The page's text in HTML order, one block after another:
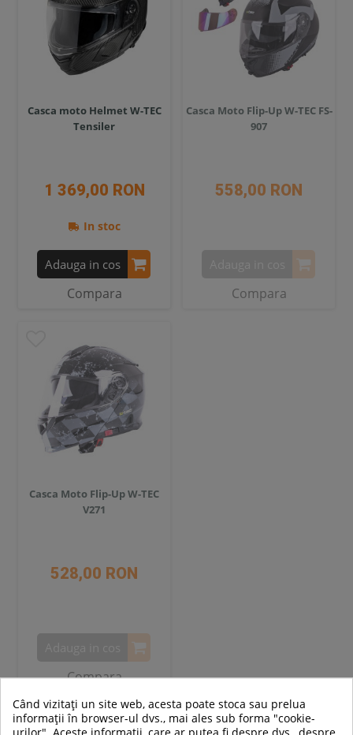
Casca moto Helmet W-TEC
Tensiler
1 369,00 RON
In stoc
Adauga in cos
Compara
Casca Moto Flip-Up W-TEC FS-
907
558,00 RON
Compara
Casca Moto Flip-Up W-TEC
V271
528,00 RON
Compara
Când vizitați un site web, acesta poate stoca sau prelua
informații în browser-ul dvs., mai ales sub forma "cookie-